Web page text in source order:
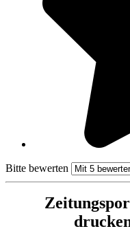
Bitte bewerten